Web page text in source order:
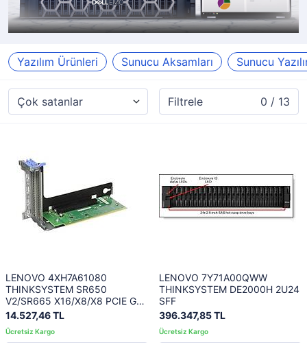
Yazılım Ürünleri Sunucu Aksamları Sunucu
Filtrele 0 / 13
LENOVO 4XH7A61080
THINKSYSTEM SR650
V2/SR665 X16/X8/X8 PCIE G3
RISER 1/2 OPTION KIT V2
14.527,46 TL
LENOVO 7Y71A00QWW
THINKSYSTEM DE2000H 2U24
SFF
396.347,85 TL